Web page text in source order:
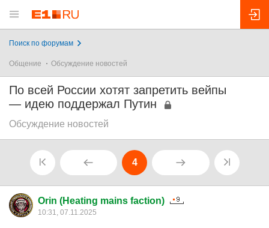
Поиск по форумам
Общение Обсуждение новостей
По всей России хотят запретить вейпы
— идею поддержал Путин
Обсуждение новостей
4
Orin (Heating mains faction)
10:31, 07.11.2025